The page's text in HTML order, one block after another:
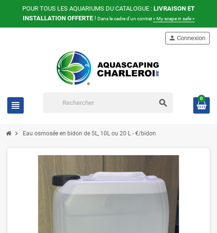
POUR TOUS LES AQUARIUMS DU CATALOGUE : LIVRAISON ET
INSTALLATION OFFERTE! Dans le cadre d'un contrat« My scape in safe »
view_headline search
person Connexion
0
chevron_right Eau osmosée en bidon de 5L, 10L ou 20 L - €/bidon